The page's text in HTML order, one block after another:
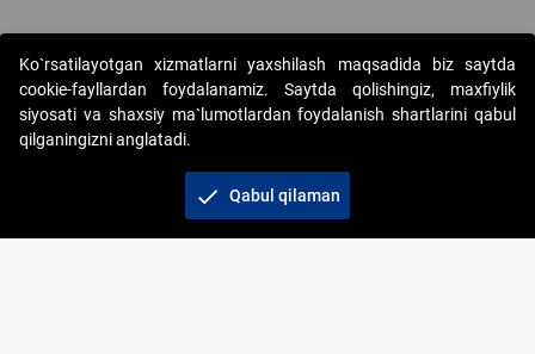
Copyright © 2017-2026. "Elektron onlayn-auksionlarni
tashkil etish" AJ. Barcha huquqlar himoyalangan
Ko`rsatilayotgan xizmatlarni yaxshilash maqsadida biz saytda
cookie-fayllardan foydalanamiz. Saytda qolishingiz, maxfiylik
siyosati va shaxsiy ma`lumotlardan foydalanish shartlarini qabul
qilganingizni anglatadi.
check Qabul qilaman